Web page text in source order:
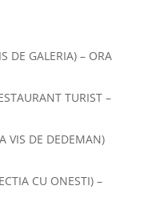
DE GALERIA) – ORA
TURIST –
VIS DE DEDEMAN)
CU ONESTI) –